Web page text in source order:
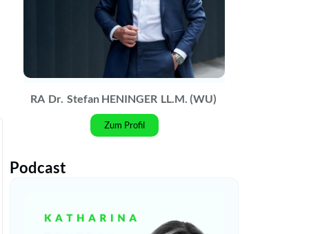
RA Dr. Stefan HENINGER LL.M. (WU)
Zum Profil
Podcast